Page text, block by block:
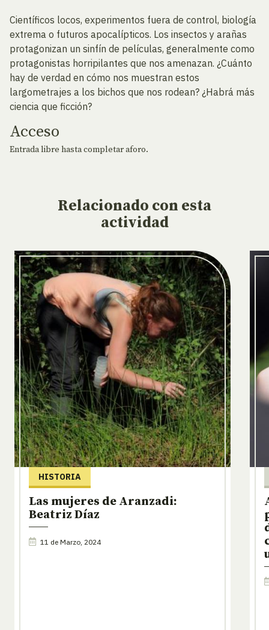
Científicos locos, experimentos fuera de control, biología
extrema o futuros apocalípticos. Los insectos y arañas
protagonizan un sinfín de películas, generalmente como
protagonistas horripilantes que nos amenazan. ¿Cuánto
hay de verdad en cómo nos muestran estos
largometrajes a los bichos que nos rodean? ¿Habrá más
ciencia que ficción?
Acceso
Entrada libre hasta completar aforo.
Relacionado con esta
actividad
HISTORIA
Las mujeres de Aranzadi:
Beatriz Díaz
11 de Marzo, 2024